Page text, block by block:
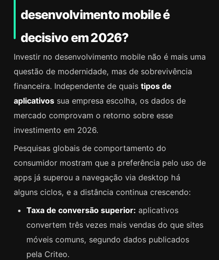
desenvolvimento mobile é
decisivo em 2026?
Investir no desenvolvimento mobile não é mais uma
questão de modernidade, mas de sobrevivência
financeira. Independente de quais tipos de
aplicativossua empresa escolha, os dados de
mercado comprovam o retorno sobre esse
investimento em 2026.
Pesquisas globais de comportamento do
consumidor mostram que a preferência pelo uso de
apps já superou a navegação via desktop há
alguns ciclos, e a distância continua crescendo:
Taxa de conversão superior: aplicativos
convertem três vezes mais vendas do que sites
móveis comuns, segundo dados publicados
pela Criteo.